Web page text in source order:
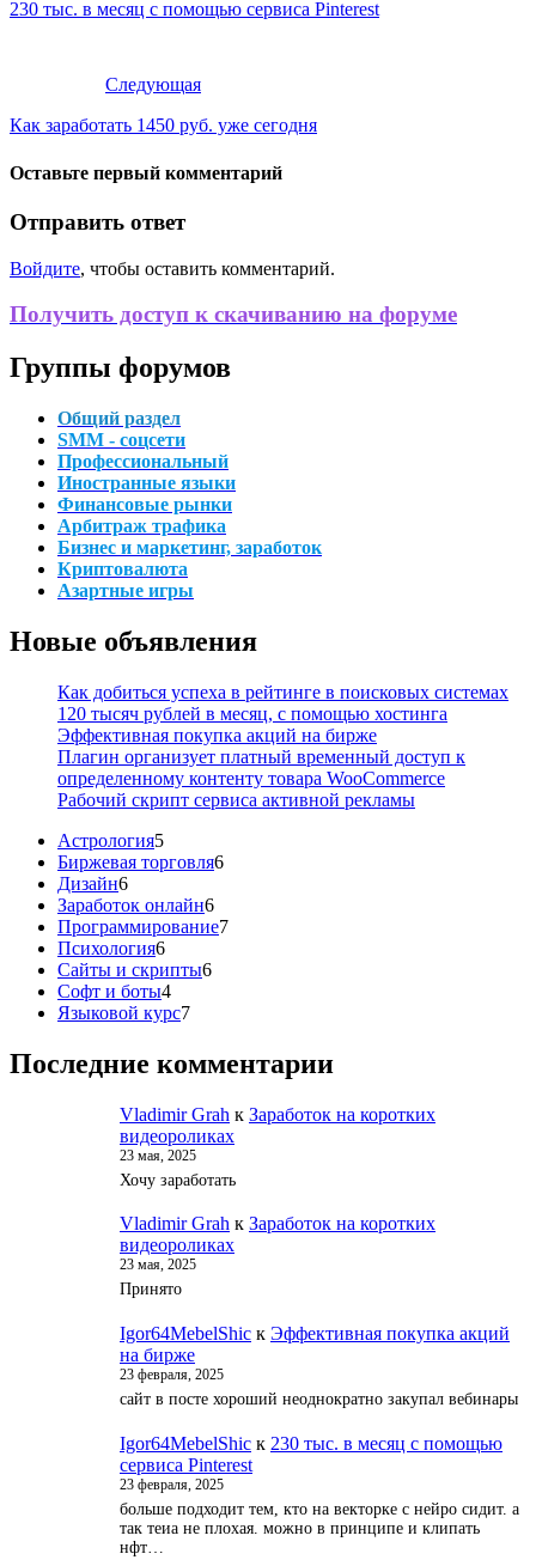
230 тыс. в месяц с помощью сервиса Pinterest
Следующая
Как заработать 1450 руб. уже сегодня
Оставьте первый комментарий
Отправить ответ
Войдите, чтобы оставить комментарий.
Получить доступ к скачиванию на форуме
Группы форумов
Общий раздел
SMM - соцсети
Профессиональный
Иностранные языки
Финансовые рынки
Арбитраж трафика
Бизнес и маркетинг, заработок
Криптовалюта
Азартные игры
Новые объявления
Как добиться успеха в рейтинге в поисковых системах
120 тысяч рублей в месяц, с помощью хостинга
Эффективная покупка акций на бирже
Плагин организует платный временный доступ к
определенному контенту товара WooCommerce
Рабочий скрипт сервиса активной рекламы
Астрология55
товаров
Биржевая торговля66
Дизайн66
товаров
Заработок онлайн66
товаров
Программирование77
Психология66
товаров
Сайты и скрипты66
Софт и боты44
товара
Языковой курс77
Последние комментарии
Vladimir Grah к Заработок на коротких
видеороликах
23 мая, 2025
Хочу заработать
Vladimir Grah к Заработок на коротких
видеороликах
23 мая, 2025
Принято
Igor64MebelShic к Эффективная покупка акций
на бирже
23 февраля, 2025
сайт в посте хороший неоднократно закупал вебинары
Igor64MebelShic к 230 тыс. в месяц с помощью
сервиса Pinterest
23 февраля, 2025
больше подходит тем, кто на векторке с нейро сидит. а
так теиа не плохая. можно в принципе и клипать
нфт…